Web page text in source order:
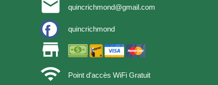
email quincrichmond@gmail.com
quincrichmond
store
wifi
Point d'accès WiFi Gratuit